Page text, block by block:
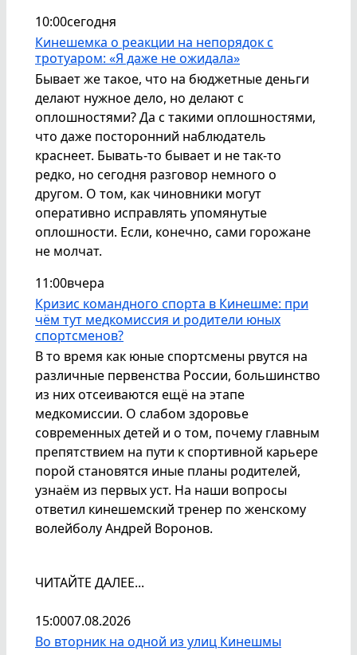
10:00сегодня
Кинешемка о реакции на непорядок с
тротуаром: «Я даже не ожидала»
Бывает же такое, что на бюджетные деньги
делают нужное дело, но делают с
оплошностями? Да с такими оплошностями,
что даже посторонний наблюдатель
краснеет. Бывать-то бывает и не так-то
редко, но сегодня разговор немного о
другом. О том, как чиновники могут
оперативно исправлять упомянутые
оплошности. Если, конечно, сами горожане
не молчат.
11:00вчера
Кризис командного спорта в Кинешме: при
чём тут медкомиссия и родители юных
спортсменов?
В то время как юные спортсмены рвутся на
различные первенства России, большинство
из них отсеиваются ещё на этапе
медкомиссии. О слабом здоровье
современных детей и о том, почему главным
препятствием на пути к спортивной карьере
порой становятся иные планы родителей,
узнаём из первых уст. На наши вопросы
ответил кинешемский тренер по женскому
волейболу Андрей Воронов.
ЧИТАЙТЕ ДАЛЕЕ...
15:0007.08.2026
Во вторник на одной из улиц Кинешмы